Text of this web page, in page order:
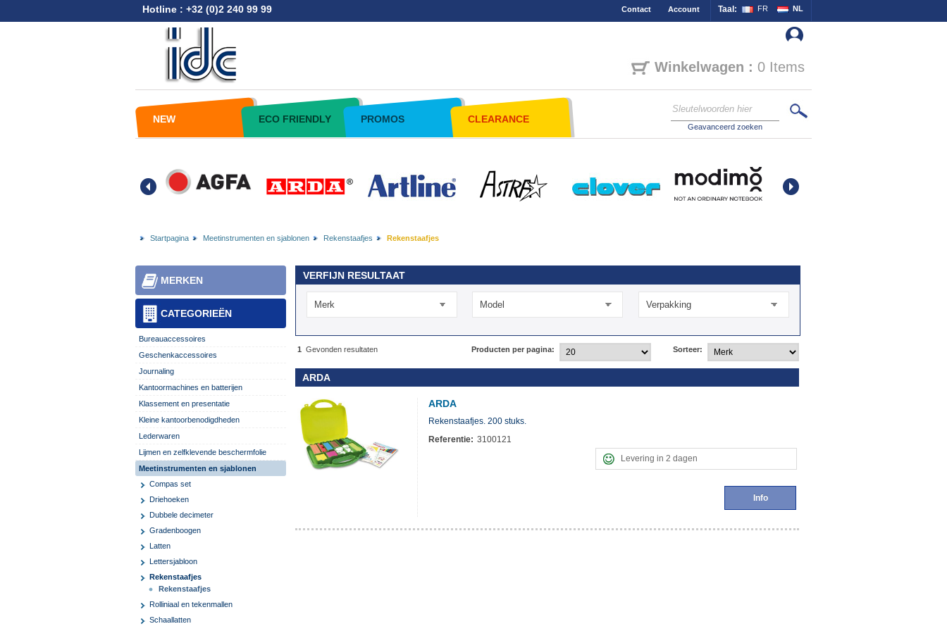
Hotline : +32 (0)2 240 99 99 Taal: FR NL
Contact Account
Winkelwagen : 0 Items
NEW ECO FRIENDLY PROMOS CLEARANCE
Geavanceerd zoeken
Startpagina Meetinstrumenten en sjablonen Rekenstaafjes Rekenstaafjes
CATEGORIEËN
MERKEN
Bureauaccessoires
Geschenkaccessoires
Journaling
Kantoormachines en batterijen
Klassement en presentatie
Kleine kantoorbenodigdheden
Lederwaren
Lijmen en zelfklevende beschermfolie
Meetinstrumenten en sjablonen
Compas set
Driehoeken
Dubbele decimeter
Gradenboogen
Latten
Lettersjabloon
Rekenstaafjes
Rekenstaafjes
Rolliniaal en tekenmallen
Schaallatten
VERFIJN RESULTAAT
Merk Model Verpakking
1 Gevonden resultaten Sorteer:
Producten per pagina:
ARDA
ARDA
Rekenstaafjes. 200 stuks.
Referentie: 3100121
Levering in 2 dagen
Info